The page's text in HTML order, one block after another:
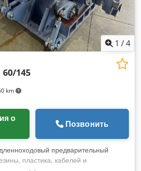
1 /4
km
60/145
Позвонить
предварительный
пластика, кабелей и